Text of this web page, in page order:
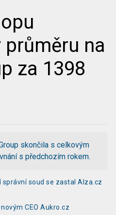
na
za 1398
skončila s celkovým
s předchozím rokem.
správní soud se zastal Alza.cz
CEO Aukro.cz